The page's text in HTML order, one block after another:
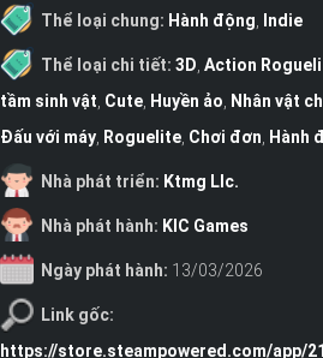
Thể loại chung: Hành động, Indie
Thể loại chi tiết: 3D, Action
tầm sinh vật, Cute, Huyền ảo, Nhân vật
Đấu với máy, Roguelite, Chơi đơn, Hành
Nhà phát triển: Ktmg Llc.
Nhà phát hành: KIC Games
Ngày phát hành: 13/03/2026
Link gốc:
https://store.steampowered.com/app/